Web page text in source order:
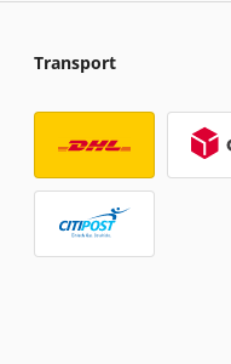
Transport